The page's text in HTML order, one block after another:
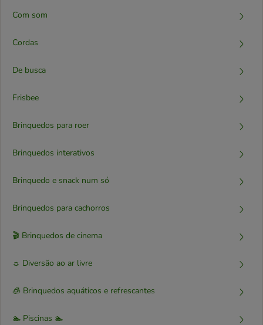
Com som
Cordas
De busca
Frisbee
Brinquedos para roer
Brinquedos interativos
Brinquedo e snack num só
Brinquedos para cachorros
🎬 Brinquedos de cinema
☼ Diversão ao ar livre
🧊 Brinquedos aquáticos e refrescantes
🏊 Piscinas 🏊